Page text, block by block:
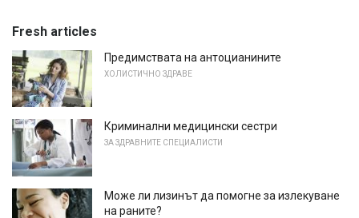
Fresh articles
Предимствата на антоцианините
ХОЛИСТИЧНО ЗДРАВЕ
Криминални медицински сестри
ЗА ЗДРАВНИТЕ СПЕЦИАЛИСТИ
Може ли лизинът да помогне за излекуване
на раните?